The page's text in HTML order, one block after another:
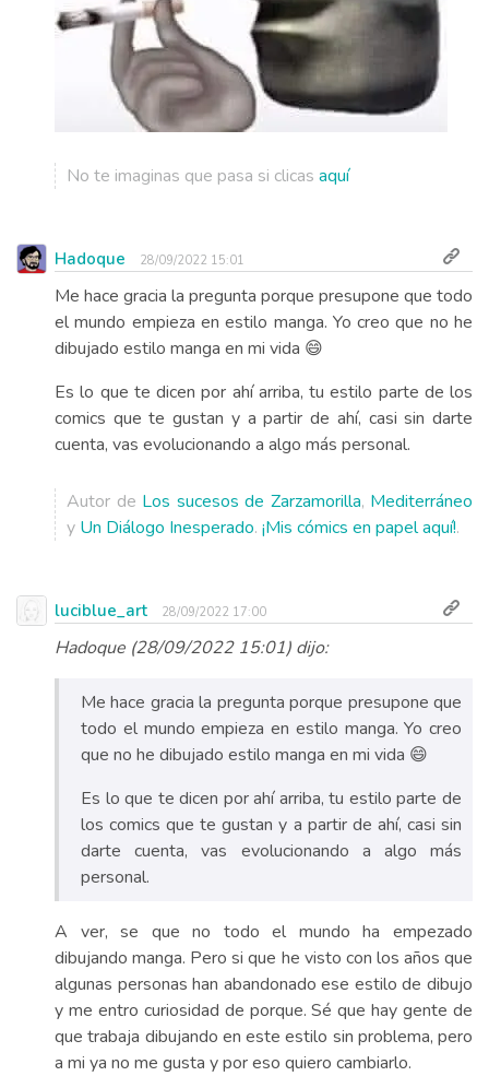
No te imaginas que pasa si clicas aquí
Hadoque 28/09/2022 15:01
Me hace gracia la pregunta porque presupone que todo
el mundo empieza en estilo manga. Yo creo que no he
dibujado estilo manga en mi vida 😄
Es lo que te dicen por ahí arriba, tu estilo parte de los
comics que te gustan y a partir de ahí, casi sin darte
cuenta, vas evolucionando a algo más personal.
Autor de Los sucesos de Zarzamorilla, Mediterráneo
y Un Diálogo Inesperado. ¡Mis cómics en papel aquí!.
luciblue_art 28/09/2022 17:00
Hadoque (28/09/2022 15:01) dijo:
Me hace gracia la pregunta porque presupone que
todo el mundo empieza en estilo manga. Yo creo
que no he dibujado estilo manga en mi vida 😄
Es lo que te dicen por ahí arriba, tu estilo parte de
los comics que te gustan y a partir de ahí, casi sin
darte cuenta, vas evolucionando a algo más
personal.
A ver, se que no todo el mundo ha empezado
dibujando manga. Pero si que he visto con los años que
algunas personas han abandonado ese estilo de dibujo
y me entro curiosidad de porque. Sé que hay gente de
que trabaja dibujando en este estilo sin problema, pero
a mi ya no me gusta y por eso quiero cambiarlo.